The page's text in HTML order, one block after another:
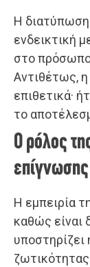
Η διατύπωση
ενδεικτική
στο
Αντιθέτως,
επιθετικά·
το
Ο ρόλος
επίγνωσης
Η εμπειρία
καθώς
υποστηρίζει